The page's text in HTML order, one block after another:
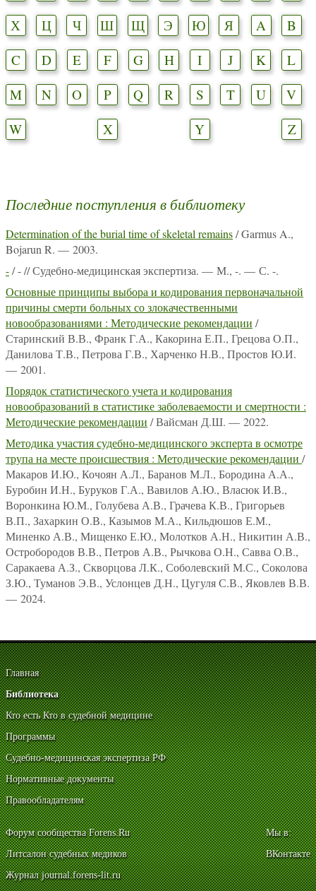
Х
Ц Ч Ш Щ Э Ю Я A
B
C
D E F G H I J K
L
M
N O P Q R S T U
V
W
X Y Z
Последние поступления в библиотеку
Determination of the burial time of skeletal remains/ Garmus A.,
Bojarun R. — 2003.
-/ - // Судебно-медицинская экспертиза. — М., -. — С. -.
Основные принципы выбора и кодирования первоначальной
причины смерти больных со злокачественными
новообразованиями : Методические рекомендации /
Старинский В.В., Франк Г.А., Какорина Е.П., Грецова О.П.,
Данилова Т.В., Петрова Г.В., Харченко Н.В., Простов Ю.И.
— 2001.
Порядок статистического учета и кодирования
новообразований в статистике заболеваемости и смертности :
Методические рекомендации / Вайсман Д.Ш. — 2022.
Методика участия судебно-медицинского эксперта в осмотре
трупа на месте происшествия : Методические рекомендации /
Макаров И.Ю., Кочоян А.Л., Баранов М.Л., Бородина А.А.,
Буробин И.Н., Буруков Г.А., Вавилов А.Ю., Власюк И.В.,
Воронкина Ю.М., Голубева А.В., Грачева К.В., Григорьев
В.П., Захаркин О.В., Казымов М.А., Кильдюшов Е.М.,
Миненко А.В., Мищенко Е.Ю., Молотков А.Н., Никитин А.В.,
Остробородов В.В., Петров А.В., Рычкова О.Н., Савва О.В.,
Саракаева А.З., Скворцова Л.К., Соболевский М.С., Соколова
З.Ю., Туманов Э.В., Услонцев Д.Н., Цугуля С.В., Яковлев В.В.
— 2024.
Главная
Библиотека
Кто есть Кто в судебной медицине
Программы
Судебно-медицинская экспертиза РФ
Нормативные документы
Правообладателям
Форум сообщества Forens.Ru
Литсалон судебных медиков
Журнал journal.forens-lit.ru
Мы в:
ВКонтакте